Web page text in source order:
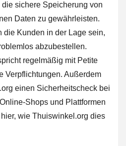
sichere Speicherung von
Daten zu gewährleisten.
die Kunden in der Lage sein,
abzubestellen.
regelmäßig mit Petite
Verpflichtungen. Außerdem
einen Sicherheitscheck bei
Shops und Plattformen
wie Thuiswinkel.org dies